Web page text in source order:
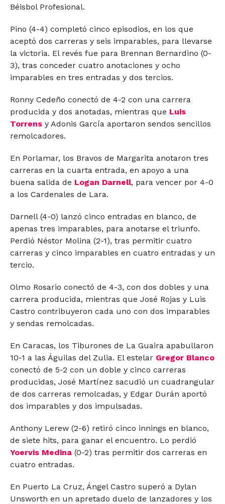
Béisbol Profesional.
Pino (4-4) completó cinco episodios, en los que
aceptó dos carreras y seis imparables, para llevarse
la victoria. El revés fue para Brennan Bernardino (0-
3), tras conceder cuatro anotaciones y ocho
imparables en tres entradas y dos tercios.
Ronny Cedeño conectó de 4-2 con una carrera
producida y dos anotadas, mientras que Luis
Torrensy Adonis García aportaron sendos sencillos
remolcadores.
En Porlamar, los Bravos de Margarita anotaron tres
carreras en la cuarta entrada, en apoyo a una
buena salida de Logan Darnell, para vencer por 4-0
a los Cardenales de Lara.
Darnell (4-0) lanzó cinco entradas en blanco, de
apenas tres imparables, para anotarse el triunfo.
Perdió Néstor Molina (2-1), tras permitir cuatro
carreras y cinco imparables en cuatro entradas y un
tercio.
Olmo Rosario conectó de 4-3, con dos dobles y una
carrera producida, mientras que José Rojas y Luis
Castro contribuyeron cada uno con dos imparables
y sendas remolcadas.
En Caracas, los Tiburones de La Guaira apabullaron
10-1 a las Águilas del Zulia. El estelar Gregor Blanco
conectó de 5-2 con un doble y cinco carreras
producidas, José Martínez sacudió un cuadrangular
de dos carreras remolcadas, y Edgar Durán aportó
dos imparables y dos impulsadas.
Anthony Lerew (2-6) retiró cinco innings en blanco,
de siete hits, para ganar el encuentro. Lo perdió
Yoervis Medina(0-2) tras permitir dos carreras en
cuatro entradas.
En Puerto La Cruz, Ángel Castro superó a Dylan
Unsworth en un apretado duelo de lanzadores y los